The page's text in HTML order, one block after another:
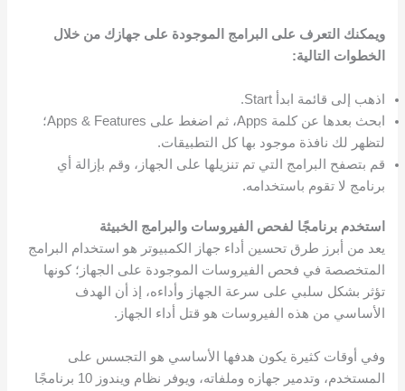
ويمكنك التعرف على البرامج الموجودة على جهازك من خلال
الخطوات التالية:
اذهب إلى قائمة ابدأ Start.
ابحث بعدها عن كلمة Apps، ثم اضغط على Apps & Features؛
لتظهر لك نافذة موجود بها كل التطبيقات.
قم بتصفح البرامج التي تم تنزيلها على الجهاز، وقم بإزالة أي
برنامج لا تقوم باستخدامه.
استخدم برنامجًا لفحص الفيروسات والبرامج الخبيثة
يعد من أبرز طرق تحسين أداء جهاز الكمبيوتر هو استخدام البرامج
المتخصصة في فحص الفيروسات الموجودة على الجهاز؛ كونها
تؤثر بشكل سلبي على سرعة الجهاز وأداءه، إذ أن الهدف
الأساسي من هذه الفيروسات هو قتل أداء الجهاز.
وفي أوقات كثيرة يكون هدفها الأساسي هو التجسس على
المستخدم، وتدمير جهازه وملفاته، ويوفر نظام ويندوز 10 برنامجًا